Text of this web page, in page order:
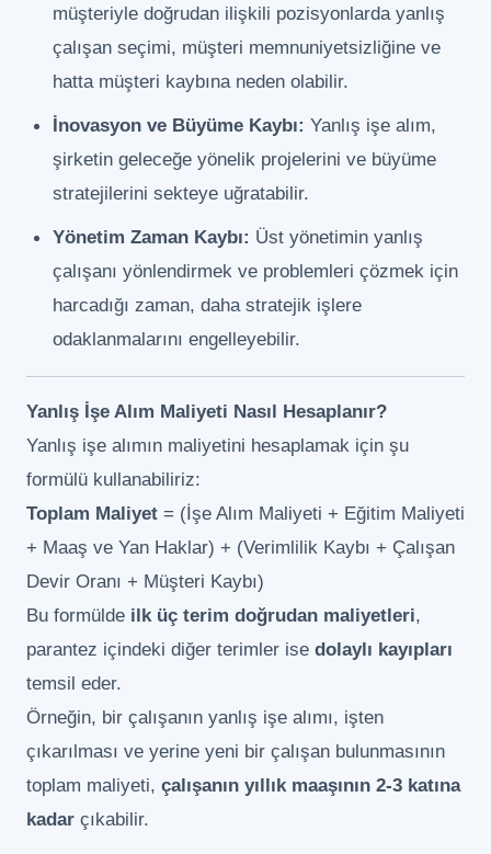
müşteriyle doğrudan ilişkili pozisyonlarda yanlış
çalışan seçimi, müşteri memnuniyetsizliğine ve
hatta müşteri kaybına neden olabilir.
İnovasyon ve Büyüme Kaybı: Yanlış işe alım,
şirketin geleceğe yönelik projelerini ve büyüme
stratejilerini sekteye uğratabilir.
Yönetim Zaman Kaybı: Üst yönetimin yanlış
çalışanı yönlendirmek ve problemleri çözmek için
harcadığı zaman, daha stratejik işlere
odaklanmalarını engelleyebilir.
Yanlış İşe Alım Maliyeti Nasıl Hesaplanır?
Yanlış işe alımın maliyetini hesaplamak için şu
formülü kullanabiliriz:
Toplam Maliyet = (İşe Alım Maliyeti + Eğitim Maliyeti
+ Maaş ve Yan Haklar) + (Verimlilik Kaybı + Çalışan
Devir Oranı + Müşteri Kaybı)
Bu formülde ilk üç terim doğrudan maliyetleri,
parantez içindeki diğer terimler ise dolaylı kayıpları
temsil eder.
Örneğin, bir çalışanın yanlış işe alımı, işten
çıkarılması ve yerine yeni bir çalışan bulunmasının
toplam maliyeti, çalışanın yıllık maaşının 2-3 katına
kadar çıkabilir.